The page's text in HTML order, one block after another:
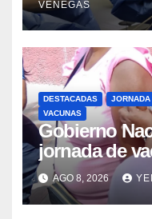
beneficiar a
VENEGAS
DESTACADAS JORNADA
VACUNAS
Gobierno
jornada de
Guaira para
AGO 8, 2026